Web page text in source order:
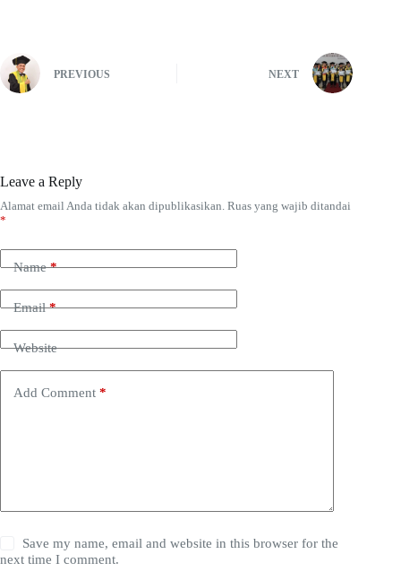
PREVIOUS NEXT
Leave a Reply
Alamat email Anda tidak akan dipublikasikan. Ruas yang wajib ditandai
*
Name*
Email*
Website
Add Comment *
Save my name, email and website in this browser for the
next time I comment.